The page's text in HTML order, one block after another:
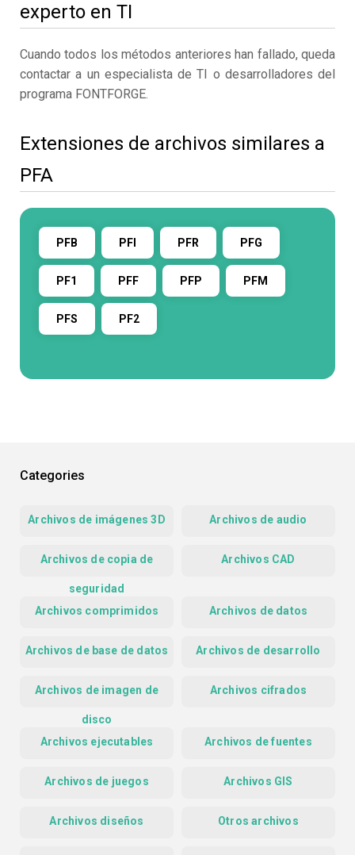
experto en TI
Cuando todos los métodos anteriores han fallado, queda
contactar a un especialista de TI o desarrolladores del
programa FONTFORGE.
Extensiones de archivos similares a
PFA
PFB PFI PFR PFG
PF1 PFF PFP PFM
PFS PF2
Categories
Archivos de imágenes 3D Archivos de audio
Archivos de copia de
seguridad
Archivos CAD
Archivos comprimidos Archivos de datos
Archivos de base de datos Archivos de desarrollo
Archivos de imagen de
disco
Archivos cifrados
Archivos ejecutables Archivos de fuentes
Archivos de juegos Archivos GIS
Archivos diseños Otros archivos